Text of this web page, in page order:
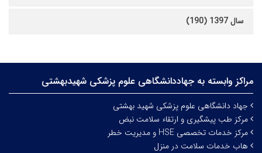
سال 1397 (190)
مراکز وابسته به جهاددانشگاهی علوم‌ پزشکی شهیدبهشتی
جهاد دانشگاهی علوم پزشکی شهید بهشتی
مرکز طب پیشگیری و ارتقاء سلامت نبض
مرکز خدمات تخصصی HSE و مدیریت خطر
هاب خدمات سلامت در منزل